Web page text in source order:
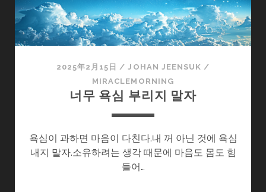
2025年2月15日 /JOHAN JEENSUK /
MIRACLEMORNING
너무 욕심 부리지 말자
욕심이 과하면 마음이 다친다.내 꺼 아닌 것에 욕심
내지 말자.소유하려는 생각 때문에 마음도 몸도 힘
들어…